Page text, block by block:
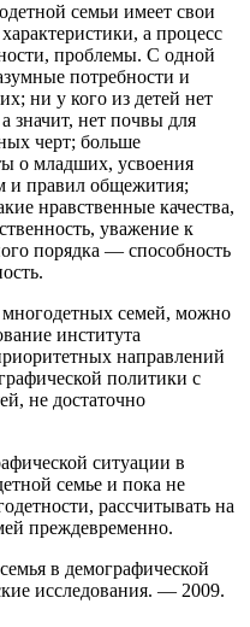
семьи имеет свои
а процесс
проблемы. С одной
потребности и
ни у кого из детей нет
значит, нет почвы для
черт; больше
о младших, усвоения
и правил общежития;
нравственные качества,
уважение к
порядка — способность
семей, можно
института
направлений
политики с
не достаточно
ситуации в
семье и пока не
рассчитывать на
преждевременно.
в демографической
исследования. — 2009.